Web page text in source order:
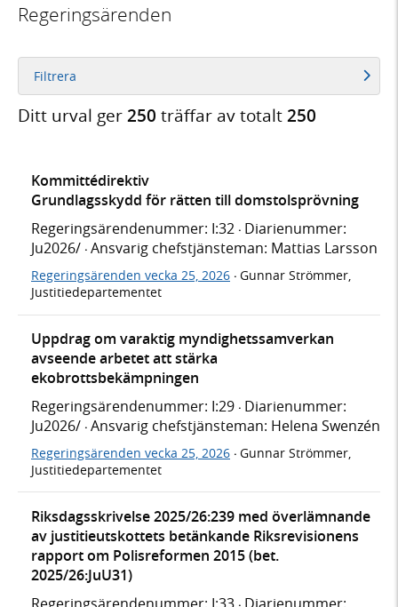
Regeringsärenden
Filtrera
Ditt urval ger250 träffar av totalt250
Kommittédirektiv
Grundlagsskydd för rätten till domstolsprövning
Regeringsärendenummer: I:32 · Diarienummer:
Ju2026/ · Ansvarig chefstjänsteman: Mattias Larsson
Regeringsärenden vecka 25, 2026 · Gunnar Strömmer,
Justitiedepartementet
Uppdrag om varaktig myndighetssamverkan
avseende arbetet att stärka
ekobrottsbekämpningen
Regeringsärendenummer: I:29 · Diarienummer:
Ju2026/ · Ansvarig chefstjänsteman: Helena Swenzén
Regeringsärenden vecka 25, 2026 · Gunnar Strömmer,
Justitiedepartementet
Riksdagsskrivelse 2025/26:239 med överlämnande
av justitieutskottets betänkande Riksrevisionens
rapport om Polisreformen 2015 (bet.
2025/26:JuU31)
Regeringsärendenummer: I:33 · Diarienummer: